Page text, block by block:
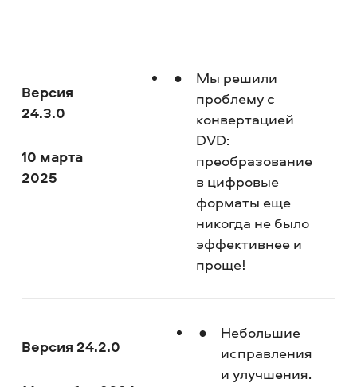
Версия
24.3.0
10 марта
2025
Мы решили
проблему с
конвертацией
DVD:
преобразование
в цифровые
форматы еще
никогда не было
эффективнее и
проще!
Версия 24.2.0
Небольшие
исправления
и улучшения.